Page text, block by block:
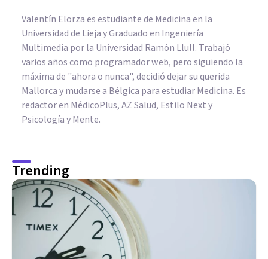
Valentín Elorza es estudiante de Medicina en la
Universidad de Lieja y Graduado en Ingeniería
Multimedia por la Universidad Ramón Llull. Trabajó
varios años como programador web, pero siguiendo la
máxima de "ahora o nunca", decidió dejar su querida
Mallorca y mudarse a Bélgica para estudiar Medicina. Es
redactor en MédicoPlus, AZ Salud, Estilo Next y
Psicología y Mente.
Trending